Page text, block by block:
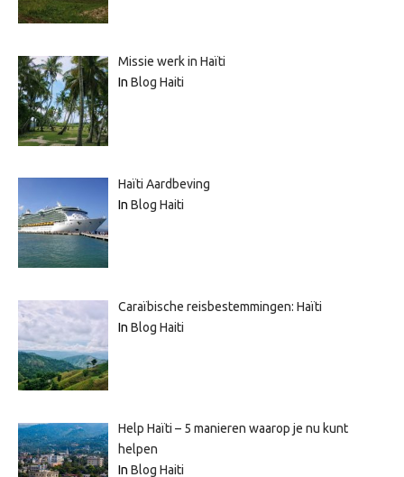
Missie werk in Haïti
In Blog Haiti
Haïti Aardbeving
In Blog Haiti
Caraïbische reisbestemmingen: Haïti
In Blog Haiti
Help Haïti – 5 manieren waarop je nu kunt
helpen
In Blog Haiti